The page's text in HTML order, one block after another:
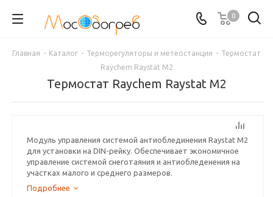
0
Главная - Каталог - Терморегуляторы и метеостанции - Термостат
Raychem Raystat M2
Термостат Raychem Raystat M2
Модуль управления системой антиоблединения Raystat M2
для установки на DIN-рейку. Обеспечивает экономичное
управление системой снеготаяния и антиобледенения на
участках малого и среднего размеров.
Подробнее